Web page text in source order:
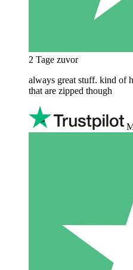
2 Tage zuvor
always great stuff. kind of
that are zipped though